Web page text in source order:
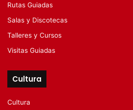
Rutas Guiadas
Salas y Discotecas
Talleres y Cursos
Visitas Guiadas
Cultura
Cultura